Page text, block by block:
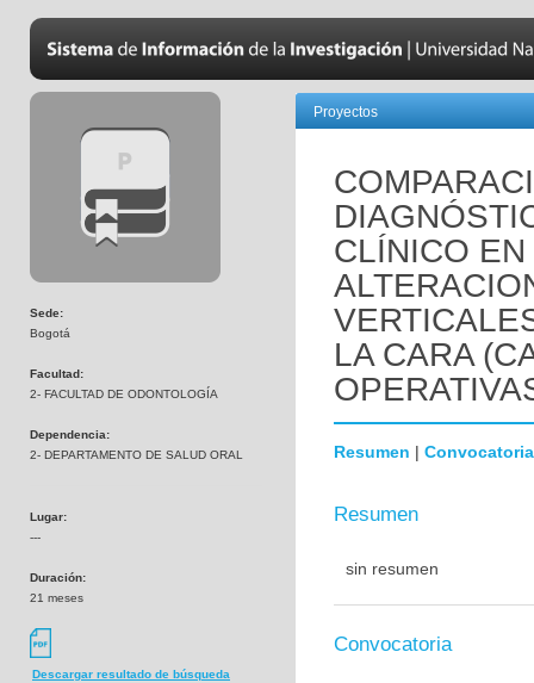
Sede:
Bogotá
Facultad:
2- FACULTAD DE ODONTOLOGÍA
Dependencia:
2- DEPARTAMENTO DE SALUD ORAL
Lugar:
---
Duración:
21 meses
Descargar resultado de búsqueda
Proyectos
CLÍNICO
LA CARA
Resumen | Convocatoria
Resumen
sin resumen
Convocatoria